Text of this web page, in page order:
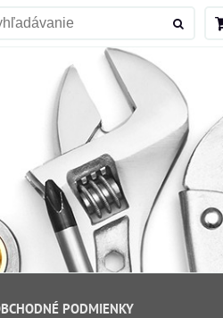
PODMIENKY